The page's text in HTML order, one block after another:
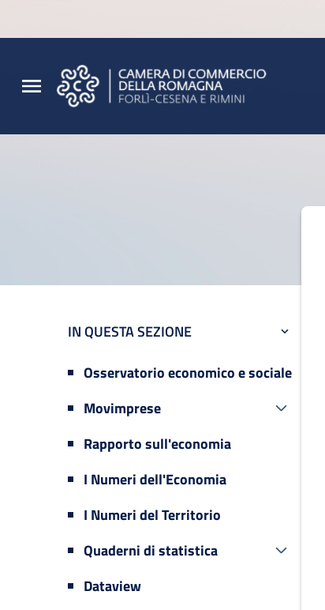
IN QUESTA SEZIONE
Osservatorio economico e sociale
Movimprese
Rapporto sull'economia
I Numeri dell'Economia
I Numeri del Territorio
Quaderni di statistica
Dataview